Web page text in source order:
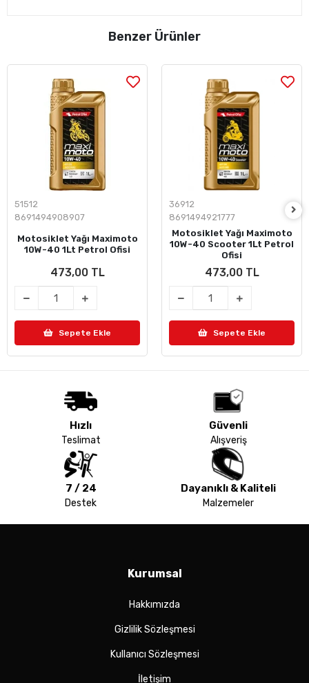
Benzer Ürünler
51512
8691494908907
Motosiklet Yağı Maximoto
10W-40 1Lt Petrol Ofisi
473,00 TL
Sepete Ekle
36912
8691494921777
Motosiklet Yağı Maximoto
10W-40 Scooter 1Lt Petrol
Ofisi
473,00 TL
Sepete Ekle
Hızlı
Teslimat
Güvenli
Alışveriş
7 / 24
Destek
Dayanıklı & Kaliteli
Malzemeler
Kurumsal
Hakkımızda
Gizlilik Sözleşmesi
Kullanıcı Sözleşmesi
İletişim